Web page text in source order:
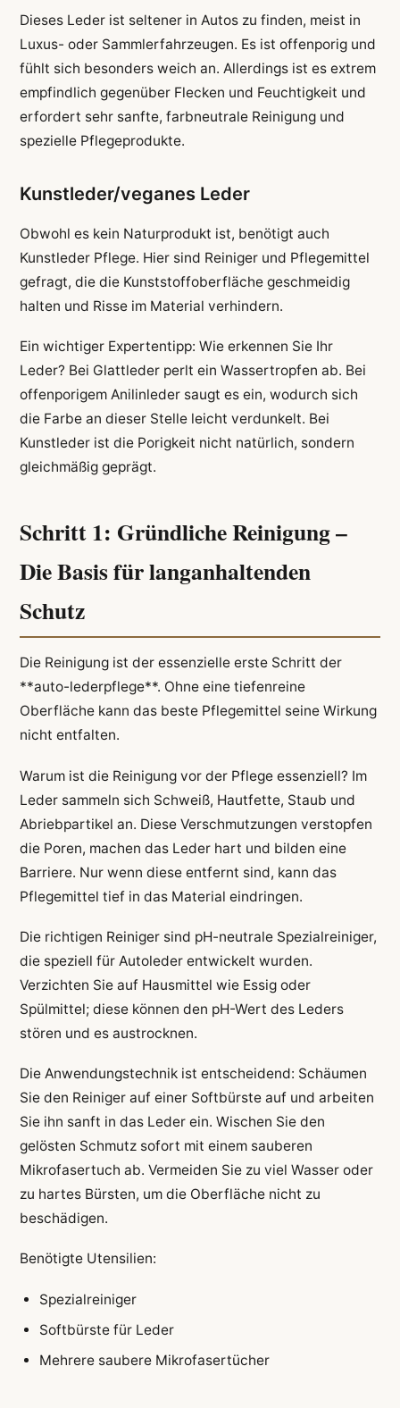
Dieses Leder ist seltener in Autos zu finden, meist in
Luxus- oder Sammlerfahrzeugen. Es ist offenporig und
fühlt sich besonders weich an. Allerdings ist es extrem
empfindlich gegenüber Flecken und Feuchtigkeit und
erfordert sehr sanfte, farbneutrale Reinigung und
spezielle Pflegeprodukte.
Kunstleder/veganes Leder
Obwohl es kein Naturprodukt ist, benötigt auch
Kunstleder Pflege. Hier sind Reiniger und Pflegemittel
gefragt, die die Kunststoffoberfläche geschmeidig
halten und Risse im Material verhindern.
Ein wichtiger Expertentipp: Wie erkennen Sie Ihr
Leder? Bei Glattleder perlt ein Wassertropfen ab. Bei
offenporigem Anilinleder saugt es ein, wodurch sich
die Farbe an dieser Stelle leicht verdunkelt. Bei
Kunstleder ist die Porigkeit nicht natürlich, sondern
gleichmäßig geprägt.
Schritt 1: Gründliche Reinigung –
Die Basis für langanhaltenden
Schutz
Die Reinigung ist der essenzielle erste Schritt der
**auto-lederpflege**. Ohne eine tiefenreine
Oberfläche kann das beste Pflegemittel seine Wirkung
nicht entfalten.
Warum ist die Reinigung vor der Pflege essenziell? Im
Leder sammeln sich Schweiß, Hautfette, Staub und
Abriebpartikel an. Diese Verschmutzungen verstopfen
die Poren, machen das Leder hart und bilden eine
Barriere. Nur wenn diese entfernt sind, kann das
Pflegemittel tief in das Material eindringen.
Die richtigen Reiniger sind pH-neutrale Spezialreiniger,
die speziell für Autoleder entwickelt wurden.
Verzichten Sie auf Hausmittel wie Essig oder
Spülmittel; diese können den pH-Wert des Leders
stören und es austrocknen.
Die Anwendungstechnik ist entscheidend: Schäumen
Sie den Reiniger auf einer Softbürste auf und arbeiten
Sie ihn sanft in das Leder ein. Wischen Sie den
gelösten Schmutz sofort mit einem sauberen
Mikrofasertuch ab. Vermeiden Sie zu viel Wasser oder
zu hartes Bürsten, um die Oberfläche nicht zu
beschädigen.
Benötigte Utensilien:
Spezialreiniger
Softbürste für Leder
Mehrere saubere Mikrofasertücher